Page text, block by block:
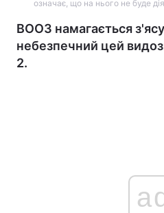
означає, що на нього не буде
ВООЗ намагається
небезпечний цей
2.